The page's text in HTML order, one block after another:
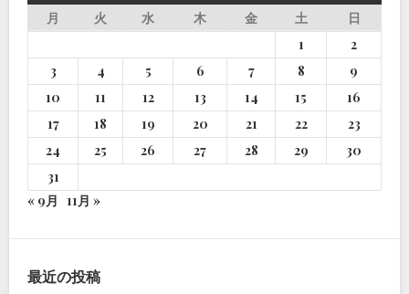
月
火 水 木 金 土
日
1
2
3
4 5 6 7 8
9
10
11 12 13 14 15
16
17
18 19 20 21 22
23
24
25 26 27 28 29
30
31
« 9月 11月 »
最近の投稿